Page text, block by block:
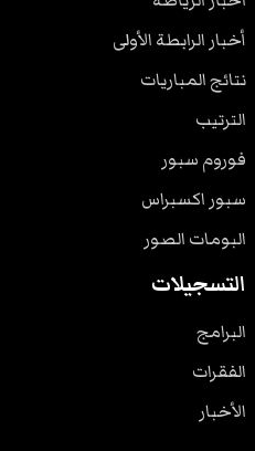
أخبار الرابطة الأولى
نتائج المباريات
الترتيب
فوروم سبور
سبور اكسبراس
البومات الصور
التسجيلات
البرامج
الفقرات
الأخبار